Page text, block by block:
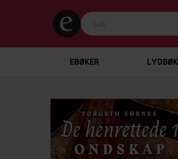
EBØKER